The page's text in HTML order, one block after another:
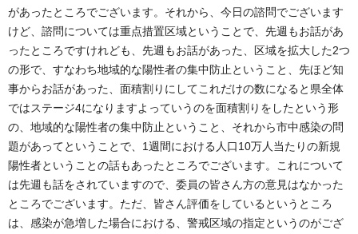
があったところでございます。それから、今日の諮問でございます
けど、諮問については重点措置区域ということで、先週もお話があ
ったところですけれども、先週もお話があった、区域を拡大した2つ
の形で、すなわち地域的な陽性者の集中防止ということ、先ほど知
事からお話があった、面積割りにしてこれだけの数になると県全体
ではステージ4になりますよっていうのを面積割りをしたという形
の、地域的な陽性者の集中防止ということ、それから市中感染の問
題があってということで、1週間における人口10万人当たりの新規
陽性者ということの話もあったところでございます。これについて
は先週も話をされていますので、委員の皆さん方の意見はなかった
ところでございます。ただ、皆さん評価をしているというところ
は、感染が急増した場合における、警戒区域の指定というのがござ